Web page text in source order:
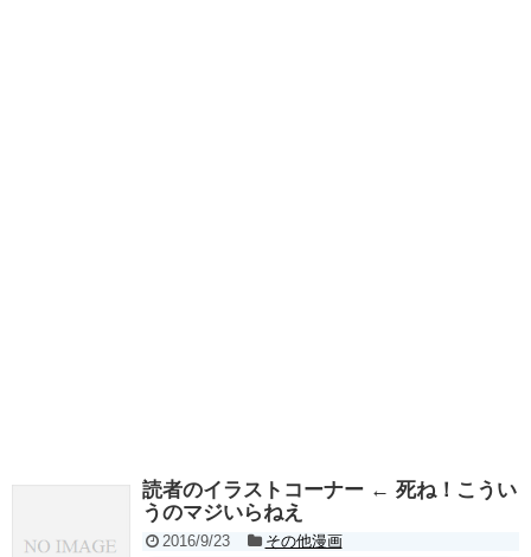
読者のイラストコーナー ← 死ね！こうい
うのマジいらねえ
2016/9/23
その他漫画